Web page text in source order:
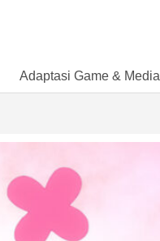
Adaptasi Game & Media